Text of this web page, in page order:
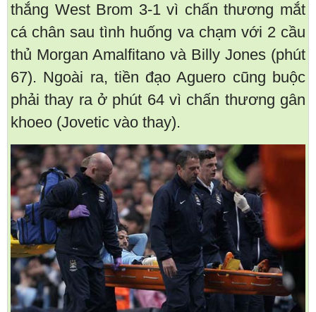
thắng West Brom 3-1 vì chấn thương mắt
cá chân sau tình huống va chạm với 2 cầu
thủ Morgan Amalfitano và Billy Jones (phút
67). Ngoài ra, tiền đạo Aguero cũng buộc
phải thay ra ở phút 64 vì chấn thương gân
khoeo (Jovetic vào thay).